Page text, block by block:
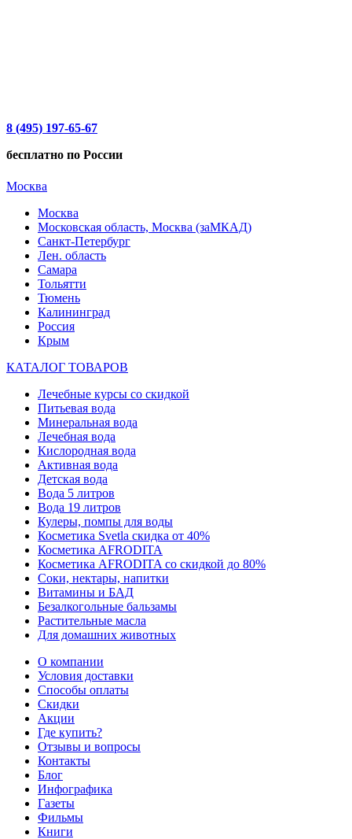
8 (495) 197-65-67
бесплатно по России
Москва
Москва
Московская область, Москва (заМКАД)
Санкт-Петербург
Лен. область
Самара
Тольятти
Тюмень
Калининград
Россия
Крым
КАТАЛОГ ТОВАРОВ
Лечебные курсы со скидкой
Питьевая вода
Минеральная вода
Лечебная вода
Кислородная вода
Активная вода
Детская вода
Вода 5 литров
Вода 19 литров
Кулеры, помпы для воды
Косметика Svetla скидка от 40%
Косметика AFRODITA
Косметика AFRODITA со скидкой до 80%
Соки, нектары, напитки
Витамины и БАД
Безалкогольные бальзамы
Растительные масла
Для домашних животных
О компании
Условия доставки
Способы оплаты
Скидки
Акции
Где купить?
Отзывы и вопросы
Контакты
Блог
Инфографика
Газеты
Фильмы
Книги